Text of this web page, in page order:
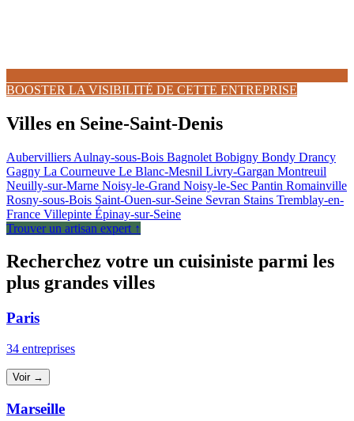
BOOSTER LA VISIBILITÉ DE CETTE ENTREPRISE
Villes en Seine-Saint-Denis
Aubervilliers Aulnay-sous-Bois Bagnolet Bobigny Bondy Drancy
Gagny La Courneuve Le Blanc-Mesnil Livry-Gargan Montreuil
Neuilly-sur-Marne Noisy-le-Grand Noisy-le-Sec Pantin Romainville
Rosny-sous-Bois Saint-Ouen-sur-Seine Sevran Stains Tremblay-en-
France Villepinte Épinay-sur-Seine
Trouver un artisan expert ↑
Recherchez votre un cuisiniste parmi les
plus grandes villes
Paris
34 entreprises
Voir →
Marseille